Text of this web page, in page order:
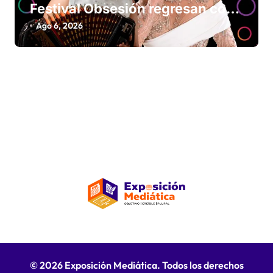
Festival Obsesión regresan con
La Insuperable y La Fiera Típica
Ago 6, 2026
© 2026 Exposición Mediática. Todos los derechos